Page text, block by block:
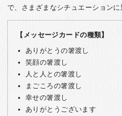
で、さまざまなシチュエーションに
【メッセージカードの種類】
ありがとうの箸渡し
笑顔の箸渡し
人と人との箸渡し
まごころの箸渡し
幸せの箸渡し
ありがとうございます